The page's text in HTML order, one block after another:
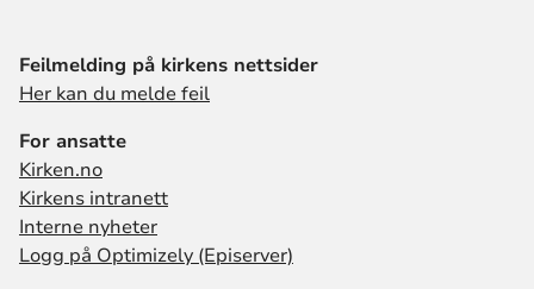
Feilmelding på kirkens nettsider
Her kan du melde feil
For ansatte
Kirken.no
Kirkens intranett
Interne nyheter
Logg på Optimizely (Episerver)